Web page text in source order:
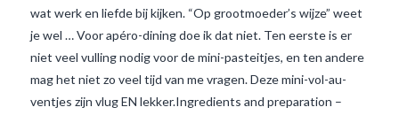
wat werk en liefde bij kijken. “Op grootmoeder’s wijze” weet
je wel … Voor apéro-dining doe ik dat niet. Ten eerste is er
niet veel vulling nodig voor de mini-pasteitjes, en ten andere
mag het niet zo veel tijd van me vragen. Deze mini-vol-au-
ventjes zijn vlug EN lekker.Ingredients and preparation –